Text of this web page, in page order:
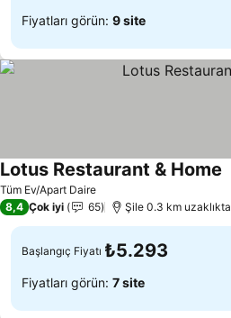
Fiyatları görün: 9 site
Tüm Ev/Apart Daire
Lotus Restaurant & Home
8,4 Çok iyi 65 Şile 0.3 km uzaklıkta
Başlangıç Fiyatı ₺5.293
Fiyatları görün: 7 site